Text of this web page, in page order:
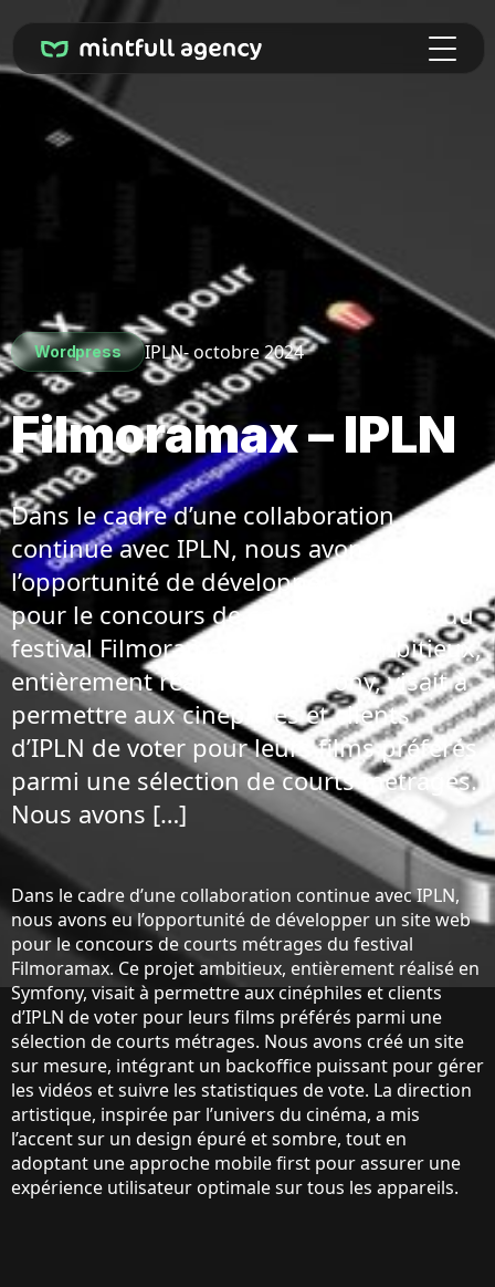
Wordpress IPLN- octobre 2024
Filmoramax – IPLN
Dans le cadre d’une collaboration
continue avec IPLN, nous avons eu
l’opportunité de développer un site web
pour le concours de courts métrages du
festival Filmoramax. Ce projet ambitieux,
entièrement réalisé en Symfony, visait à
permettre aux cinéphiles et clients
d’IPLN de voter pour leurs films préférés
parmi une sélection de courts métrages.
Nous avons […]
Dans le cadre d’une collaboration continue avec IPLN,
nous avons eu l’opportunité de développer un site web
pour le concours de courts métrages du festival
Filmoramax. Ce projet ambitieux, entièrement réalisé en
Symfony, visait à permettre aux cinéphiles et clients
d’IPLN de voter pour leurs films préférés parmi une
sélection de courts métrages. Nous avons créé un site
sur mesure, intégrant un backoffice puissant pour gérer
les vidéos et suivre les statistiques de vote. La direction
artistique, inspirée par l’univers du cinéma, a mis
l’accent sur un design épuré et sombre, tout en
adoptant une approche mobile first pour assurer une
expérience utilisateur optimale sur tous les appareils.